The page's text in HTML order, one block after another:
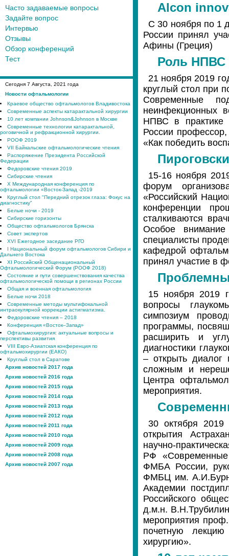
Часто задаваемые вопросы
Задайте вопрос
Интервью
Отзывы
Обзор конференций
Тест
Сегодня 7 Августа, 2021 года
Новости офтальмологии
Краевое общество офтальмологов Владивостока
Современные аспекты катарактальной хирургии
10 лет компании Johnson&Johnson в Москве
Современные технологии катарактальной,
роговичной и рефракционной хирургии.
РООФ 2019
VII Байкальские офтальмологические чтения
Распоряжение Президента Российской
Федерации
Федоровские чтения 2019
Сибирские чтения
X Международная конференция по
офтальмологии «Восток-Запад -2019
Круглый стол "Передний отрезок глаза: Фокус на
диагностику"
Белые ночи - 2019
Сибирские горизонты
Общество офтальмологов Брянска
Совет экспертов
XVI Ежегодное заседание РГО
I Национальный форум офтальмологов Сибири и
Дальнего Востока
XI Российский Общенациональный
Офтальмологический Форум (РООФ 2018)
Состояние и пути совершенствования качества
офтальмологической помощи в регионах России
Общая и военная офтальмология
Белые ночи 2018
Современные методы мультифокальной
интраокулярной коррекции астигматизма.
Федоровские чтения – 2018
Конференция «Восток–Запад»
Офтальмохирургия: актуальные вопросы и
перспективы развития
VIII Евро-Азиатская конференция по
офтальмохирургии (ЕАКО)
Круглый стол в Саратове
Архив новостей 2017 года
Архив новостей 2016 года
Архив новостей 2015 года
Архив новостей 2014 года
Архив новостей 2013 года
Архив новостей 2012 года
Архив новостей 2011 года
Архив новостей 2010 года
Архив новостей 2009 года
Архив новостей 2008 года
Архив новостей 2007 года
Alcon
С 30 ноября по 1
России принял
Афины (Греция)
Роль НПВС
21 ноября 2019
круглый стол при
Современные
неинфекционных
НПВС в практике
России
«Как победить
15-16 ноября
форум
«Российский
конференции
сталкиваются
Особое
специалисты
кафедрой
принял участие в
15 ноября 2019
вопросы
симпозиум
программы,
расширить и
диагностики
– открыть диалог
сложным и
Центра
мероприятия.
30 октября
открытия
научно-
РФ «Современные
ФМБА России,
ФМБЦ им.
Академии
Российского
д.м.н.
мероприятия
почетную
хирургию».